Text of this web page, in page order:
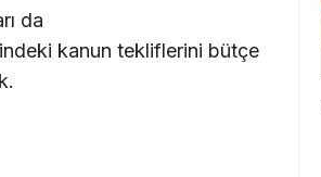
da
kanun tekliflerini bütçe